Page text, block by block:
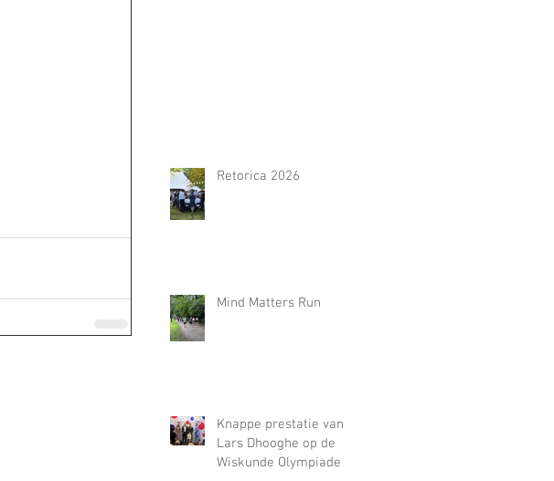
Retorica 2026
Mind Matters Run
Knappe prestatie van
Lars Dhooghe op de
Wiskunde Olympiade